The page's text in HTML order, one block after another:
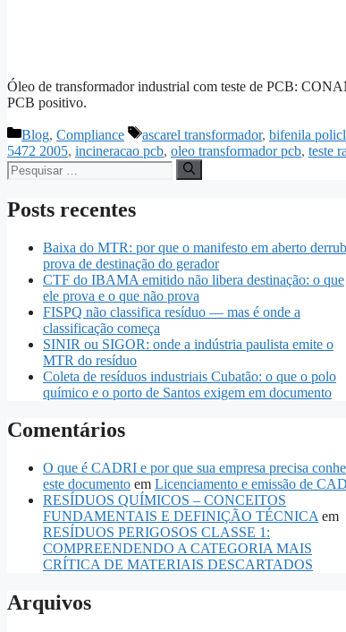
Óleo de transformador industrial com teste de PCB:
PCB positivo.
Blog, Compliance ascarel transformador, bifenila
5472 2005, incineracao pcb, oleo transformador pcb, teste
Posts recentes
Baixa do MTR: por que o manifesto em aberto
prova de destinação do gerador
CTF do IBAMA emitido não libera destinação: o que
ele prova e o que não prova
FISPQ não classifica resíduo — mas é onde a
classificação começa
SINIR ou SIGOR: onde a indústria paulista emite o
MTR do resíduo
Coleta de resíduos industriais Cubatão: o que o polo
químico e o porto de Santos exigem em documento
Comentários
O que é CADRI e por que sua empresa precisa
este documento em Licenciamento e emissão de
RESÍDUOS QUÍMICOS – CONCEITOS
FUNDAMENTAIS E DEFINIÇÃO TÉCNICA em
RESÍDUOS PERIGOSOS CLASSE 1:
COMPREENDENDO A CATEGORIA MAIS
CRÍTICA DE MATERIAIS DESCARTADOS
Arquivos